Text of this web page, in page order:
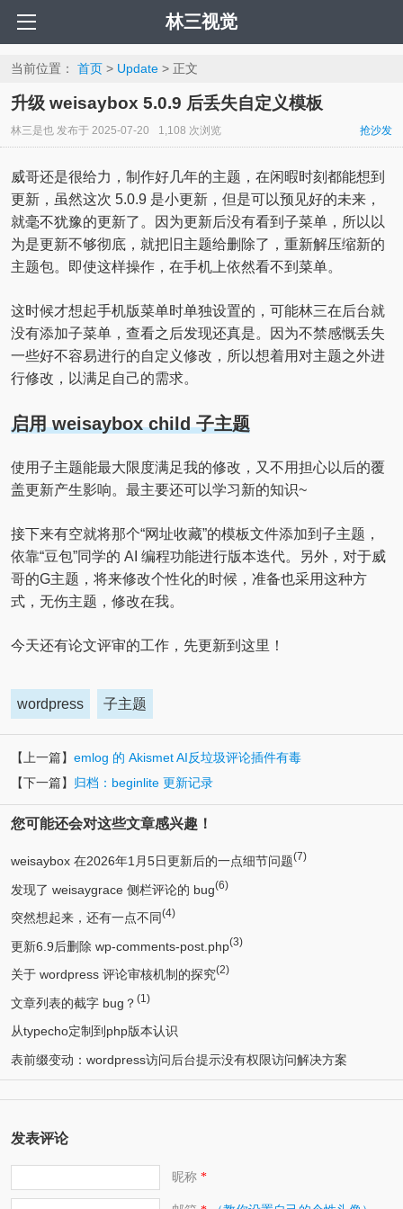
林三视觉
当前位置： 首页> Update> 正文
升级 weisaybox 5.0.9 后丢失自定义模板
林三是也发布于 2025-07-20 1,108 次浏览 抢沙发
威哥还是很给力，制作好几年的主题，在闲暇时刻都能想到
更新，虽然这次 5.0.9 是小更新，但是可以预见好的未来，
就毫不犹豫的更新了。因为更新后没有看到子菜单，所以以
为是更新不够彻底，就把旧主题给删除了，重新解压缩新的
主题包。即使这样操作，在手机上依然看不到菜单。
这时候才想起手机版菜单时单独设置的，可能林三在后台就
没有添加子菜单，查看之后发现还真是。因为不禁感慨丢失
一些好不容易进行的自定义修改，所以想着用对主题之外进
行修改，以满足自己的需求。
启用 weisaybox child 子主题
使用子主题能最大限度满足我的修改，又不用担心以后的覆
盖更新产生影响。最主要还可以学习新的知识~
接下来有空就将那个“网址收藏”的模板文件添加到子主题，
依靠“豆包”同学的 AI 编程功能进行版本迭代。另外，对于威
哥的G主题，将来修改个性化的时候，准备也采用这种方
式，无伤主题，修改在我。
今天还有论文评审的工作，先更新到这里！
wordpress 子主题
【上一篇】 emlog 的 Akismet AI反垃圾评论插件有毒
【下一篇】 归档：beginlite 更新记录
您可能还会对这些文章感兴趣！
weisaybox 在2026年1月5日更新后的一点细节问题(7)
发现了 weisaygrace 侧栏评论的 bug(6)
突然想起来，还有一点不同(4)
更新6.9后删除 wp-comments-post.php(3)
关于 wordpress 评论审核机制的探究(2)
文章列表的截字 bug？ (1)
从typecho定制到php版本认识
表前缀变动：wordpress访问后台提示没有权限访问解决方案
发表评论
昵称*